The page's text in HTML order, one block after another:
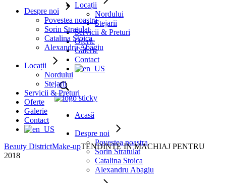
Locații
Nordului
Stejarii
Servicii & Preturi
Oferte
Galerie
Contact
Acasă
Despre noi
Povestea noastra
Sorin Stratulat
Catalina Stoica
Alexandru Abagiu
Despre noi
Povestea noastra
Sorin Stratulat
Catalina Stoica
Alexandru Abagiu
Locații
Nordului
Stejarii
Servicii & Preturi
Oferte
Galerie
Contact
Beauty DistrictMake-upTENDINTE IN MACHIAJ PENTRU
2018